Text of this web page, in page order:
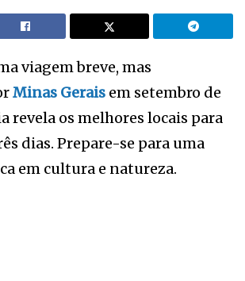
viagem breve, mas
Minas Gerais em setembro de
revela os melhores locais para
dias. Prepare-se para uma
em cultura e natureza.